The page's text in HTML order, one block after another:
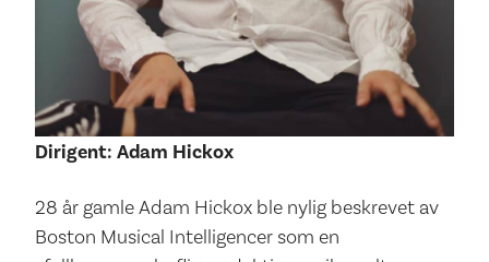
Dirigent: Adam Hickox
28 år gamle Adam Hickox ble nylig beskrevet av
Boston Musical Intelligencer som en